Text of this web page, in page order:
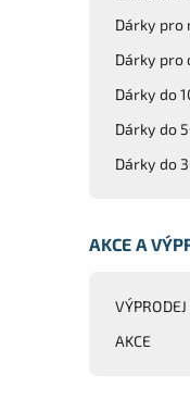
Dárky pro
Dárky pro
Dárky do
Dárky do
Dárky do
AKCE A
VÝPRODEJ
AKCE